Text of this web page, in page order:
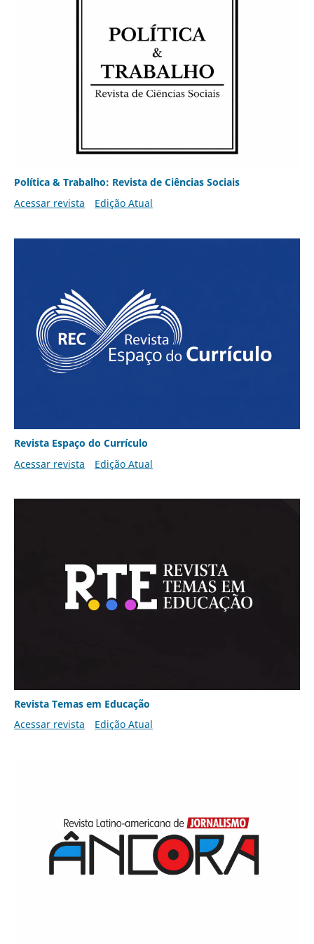
Política & Trabalho: Revista de Ciências Sociais
Acessar revista
Edição Atual
Revista Espaço do Currículo
Acessar revista
Edição Atual
Revista Temas em Educação
Acessar revista
Edição Atual